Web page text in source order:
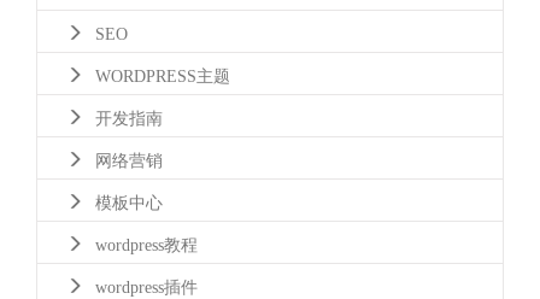
SEO
WORDPRESS主题
开发指南
网络营销
模板中心
wordpress教程
wordpress插件